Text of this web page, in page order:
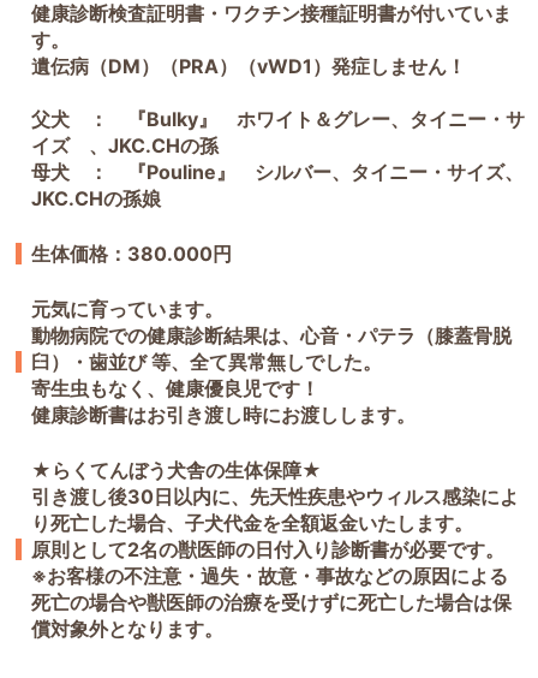
健康診断検査証明書・ワクチン接種証明書が付いていま
す。
遺伝病（DM）（PRA）（vWD1）発症しません！
父犬 ： 『Bulky』 ホワイト＆グレー、タイニー・サ
イズ 、JKC.CHの孫
母犬 ： 『Pouline』 シルバー、タイニー・サイズ、
JKC.CHの孫娘
生体価格：380.000円
元気に育っています。
動物病院での健康診断結果は、心音・パテラ（膝蓋骨脱
臼）・歯並び 等、全て異常無しでした。
寄生虫もなく、健康優良児です！
健康診断書はお引き渡し時にお渡しします。
★らくてんぼう犬舎の生体保障★
引き渡し後30日以内に、先天性疾患やウィルス感染によ
り死亡した場合、子犬代金を全額返金いたします。
原則として2名の獣医師の日付入り診断書が必要です。
※お客様の不注意・過失・故意・事故などの原因による
死亡の場合や獣医師の治療を受けずに死亡した場合は保
償対象外となります。